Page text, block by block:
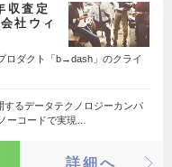
収査定
社ウィ
ロダクト「b→dash」のクライ
るデータテクノロジーカンパ
ーコードで実現…
詳細へ